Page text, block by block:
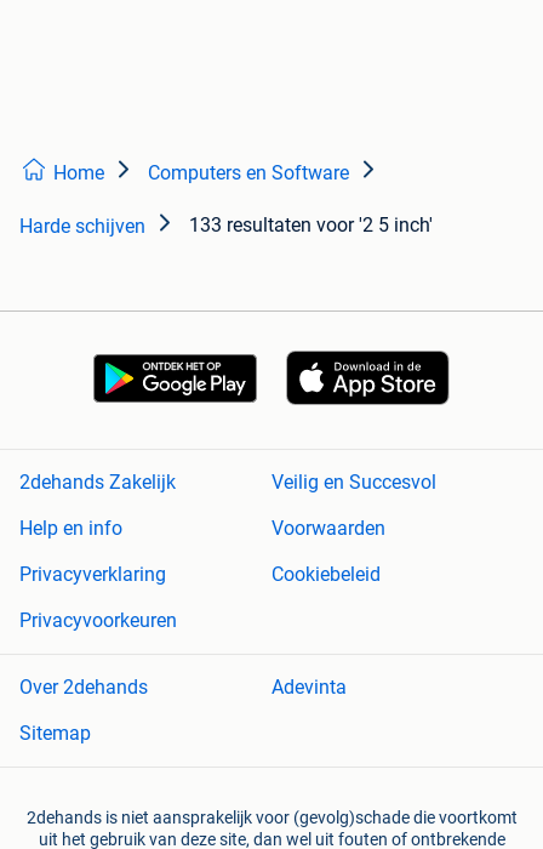
Home Computers en Software
Harde schijven 133 resultaten voor '2 5 inch'
2dehands Zakelijk
Veilig en Succesvol
Help en info
Voorwaarden
Privacyverklaring
Cookiebeleid
Privacyvoorkeuren
Over 2dehands
Adevinta
Sitemap
2dehands is niet aansprakelijk voor (gevolg)schade die voortkomt
uit het gebruik van deze site, dan wel uit fouten of ontbrekende